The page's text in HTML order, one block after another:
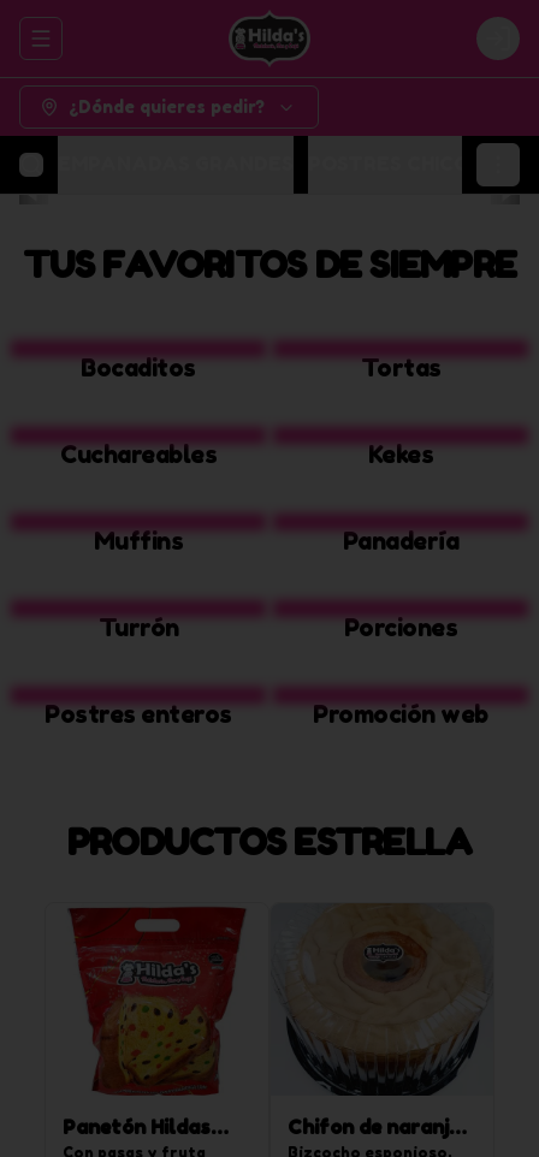
Abrir menu de navegación
¿Dónde quieres pedir?
TUS FAVORITOS DE SIEMPRE
Bocaditos Tortas
Cuchareables Kekes
Muffins Panadería
Turrón Porciones
Postres enteros Promoción web
PRODUCTOS ESTRELLA
Panetón Hildas
Con pasas y fruta
Chifon de naranja
Bizcocho esponjoso,